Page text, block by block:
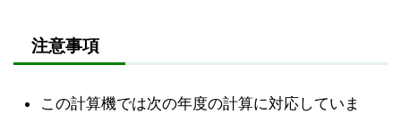
注意事項
この計算機では次の年度の計算に対応していま